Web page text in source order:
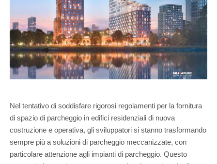
Nel tentativo di soddisfare rigorosi regolamenti per la fornitura
di spazio di parcheggio in edifici residenziali di nuova
costruzione e operativa, gli sviluppatori si stanno trasformando
sempre più a soluzioni di parcheggio meccanizzate, con
particolare attenzione agli impianti di parcheggio. Questo